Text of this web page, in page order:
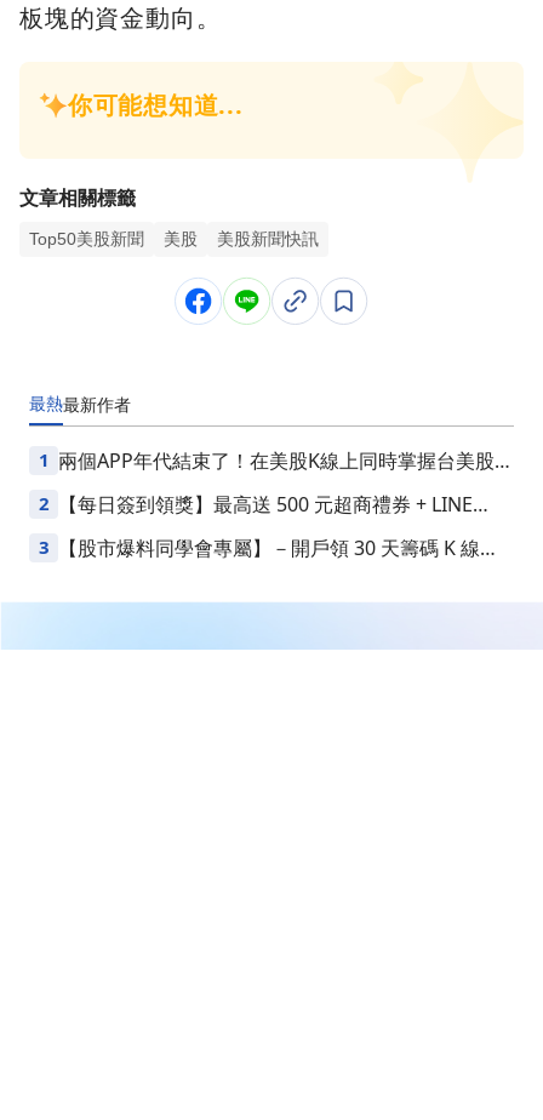
板塊的資金動向。
文章相關標籤
Top50美股新聞 美股 美股新聞快訊
最熱最新作者
1 兩個APP年代結束了！在美股K線上同時掌握台美股損
益
2
【每日簽到領獎】最高送 500 元超商禮券 + LINE
Points
3
【股市爆料同學會專屬】－開戶領 30 天籌碼 K 線